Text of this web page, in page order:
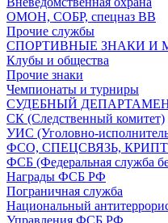
ОМОН, СОБР, спецназ ВВ
Прочие службы
СПОРТИВНЫЕ ЗНАКИ И
Клубы и общества
Прочие знаки
Чемпионаты и турниры
СУДЕБНЫЙ
СК (Следственный комитет)
УИС (Уголовно-
ФСО, СПЕЦСВЯЗЬ,
ФСБ (Федеральная служба
Награды ФСБ РФ
Пограничная служба
Национальный
Управления ФСБ РФ